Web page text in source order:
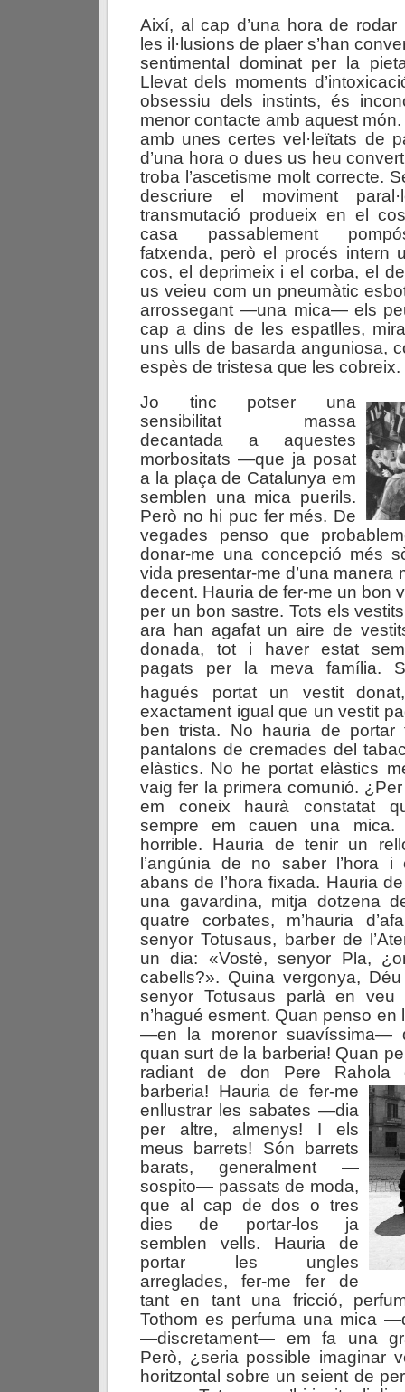
Així, al cap d’una hora de rodar
les il·lusions de plaer s’han
sentimental dominat per la
Llevat dels moments
obsessiu dels instints, és
menor contacte amb aquest
amb unes certes vel·leïtats de
d’una hora o dues us heu
troba l’ascetisme molt correcte.
descriure el moviment
transmutació produeix en el
casa passablement
fatxenda, però el procés intern
cos, el deprimeix i el corba, el
us veieu com un pneumàtic
arrossegant —una mica— els
cap a dins de les espatlles,
uns ulls de basarda anguniosa,
espès de tristesa que les cobreix.
Jo tinc potser una
sensibilitat massa
decantada a aquestes
morbositats —que ja posat
a la plaça de Catalunya em
semblen una mica puerils.
Però no hi puc fer més. De
vegades penso que
donar-me una concepció més
vida presentar-me d’una manera
decent. Hauria de fer-me un bon
per un bon sastre. Tots els
ara han agafat un aire de
donada, tot i haver estat
pagats per la meva família.
hagués portat un vestit
exactament igual que un vestit
ben trista. No hauria de portar
pantalons de cremades del
elàstics. No he portat elàstics
vaig fer la primera comunió.
em coneix haurà constatat
sempre em cauen una
horrible. Hauria de tenir un
l’angúnia de no saber l’hora i
abans de l’hora fixada. Hauria
una gavardina, mitja dotzena
quatre corbates, m’hauria
senyor Totusaus, barber de
un dia: «Vostè, senyor Pla,
cabells?». Quina vergonya,
senyor Totusaus parlà en
n’hagué esment. Quan penso
—en la morenor suavíssima—
quan surt de la barberia! Quan
radiant de don Pere
barberia! Hauria de fer-me
enllustrar les sabates —dia
per altre, almenys! I els
meus barrets! Són barrets
barats, generalment —
sospito— passats de moda,
que al cap de dos o tres
dies de portar-los ja
semblen vells. Hauria de
portar les ungles
arreglades, fer-me fer de
tant en tant una fricció,
Tothom es perfuma una mica
—discretament— em fa una
Però, ¿seria possible imaginar
horitzontal sobre un seient de